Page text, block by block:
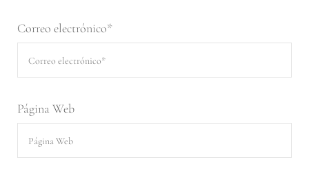
Correo electrónico*
Página Web